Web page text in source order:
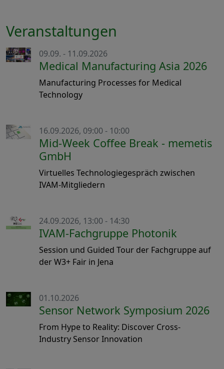
Veranstaltungen
09.09. - 11.09.2026
Medical Manufacturing Asia 2026
Manufacturing Processes for Medical
Technology
16.09.2026, 09:00 - 10:00
Mid-Week Coffee Break - memetis
GmbH
Virtuelles Technologiegespräch zwischen
IVAM-Mitgliedern
24.09.2026, 13:00 - 14:30
IVAM-Fachgruppe Photonik
Session und Guided Tour der Fachgruppe auf
der W3+ Fair in Jena
01.10.2026
Sensor Network Symposium 2026
From Hype to Reality: Discover Cross-
Industry Sensor Innovation